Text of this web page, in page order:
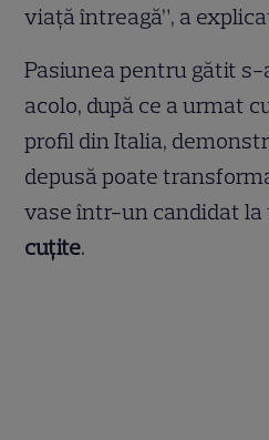
viață întreagă”, a
Pasiunea pentru gătit
acolo, după ce a urmat
profil din Italia,
depusă poate
vase într-un candidat la
cuțite.